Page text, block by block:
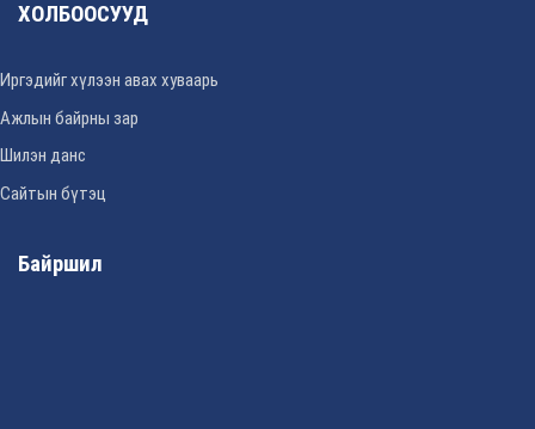
ХОЛБООСУУД
Иргэдийг хүлээн авах хуваарь
Ажлын байрны зар
Шилэн данс
Сайтын бүтэц
Байршил